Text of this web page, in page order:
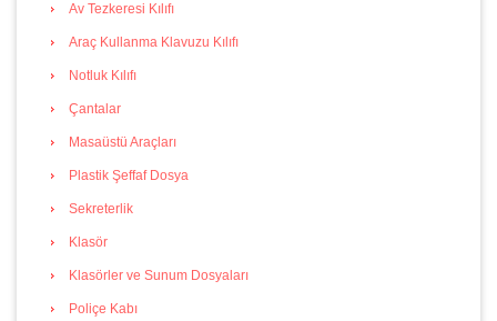
Av Tezkeresi Kılıfı
Araç Kullanma Klavuzu Kılıfı
Notluk Kılıfı
Çantalar
Masaüstü Araçları
Plastik Şeffaf Dosya
Sekreterlik
Klasör
Klasörler ve Sunum Dosyaları
Poliçe Kabı